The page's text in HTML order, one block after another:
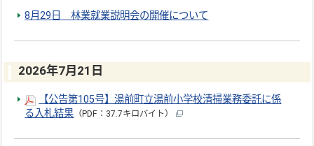
8月29日 林業就業説明会の開催について
2026年7月21日
【公告第105号】湯前町立湯前小学校清掃業務委託に係
る入札結果 （PDF：37.7キロバイト）